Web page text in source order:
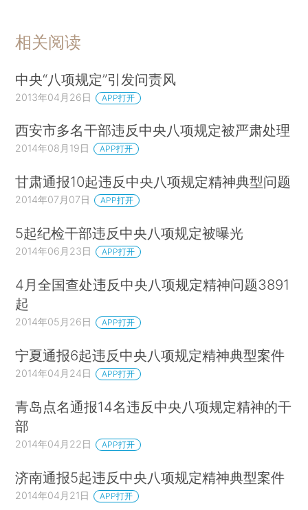
相关阅读
中央“八项规定”引发问责风
2013年04月26日 APP打开
西安市多名干部违反中央八项规定被严肃处理
2014年08月19日 APP打开
甘肃通报10起违反中央八项规定精神典型问题
2014年07月07日 APP打开
5起纪检干部违反中央八项规定被曝光
2014年06月23日 APP打开
4月全国查处违反中央八项规定精神问题3891
起
2014年05月26日 APP打开
宁夏通报6起违反中央八项规定精神典型案件
2014年04月24日 APP打开
青岛点名通报14名违反中央八项规定精神的干
部
2014年04月22日 APP打开
济南通报5起违反中央八项规定精神典型案件
2014年04月21日 APP打开